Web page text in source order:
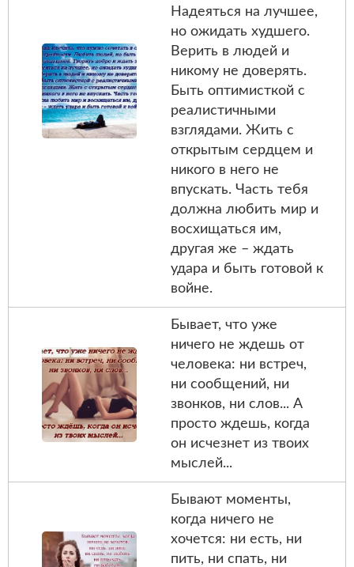
Надеяться на лучшее,
но ожидать худшего.
Верить в людей и
никому не доверять.
Быть оптимисткой с
реалистичными
взглядами. Жить с
открытым сердцем и
никого в него не
впускать. Часть тебя
должна любить мир и
восхищаться им,
другая же – ждать
удара и быть готовой к
войне.
Бывает, что уже
ничего не ждешь от
человека: ни встреч,
ни сообщений, ни
звонков, ни слов... А
просто ждешь, когда
он исчезнет из твоих
мыслей...
Бывают моменты,
когда ничего не
хочется: ни есть, ни
пить, ни спать, ни